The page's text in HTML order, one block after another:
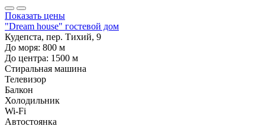
Показать цены
"Dream house" гостевой дом
Кудепста, пер. Тихий, 9
До моря: 800 м
До центра: 1500 м
Стиральная машина
Телевизор
Балкон
Холодильник
Wi-Fi
Автостоянка